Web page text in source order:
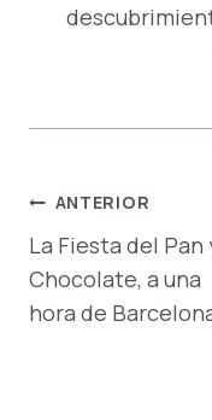
DE
ENTRADAS
ANTERIOR
La Fiesta del Pan
Chocolate, a una
hora de